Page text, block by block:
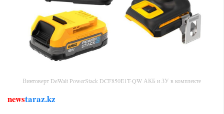
Винтоверт DeWalt PowerStack DCF850E1T-QW АКБ и ЗУ в комплекте
newstaraz.kz